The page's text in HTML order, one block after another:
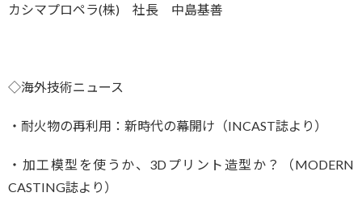
カシマプロペラ(株) 社長 中島基善
◇海外技術ニュース
・耐火物の再利用：新時代の幕開け（INCAST誌より）
・加工模型を使うか、3Dプリント造型か？（MODERN
CASTING誌より）